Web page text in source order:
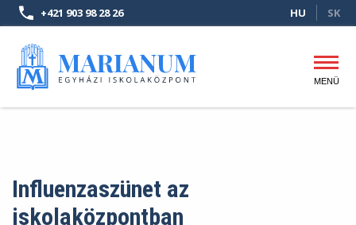
Ugrás
a
tartalomra
+421 903 98 28 26 HU SK
Fő
MENÜ
Influenzaszünet az
iskolaközpontban